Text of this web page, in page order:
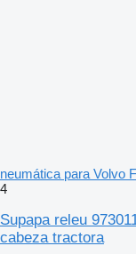
neumática para Volvo
4
Supapa releu
cabeza tractora